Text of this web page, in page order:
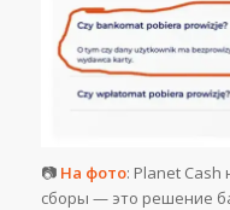
📷 На фото: Planet
сборы — это решение